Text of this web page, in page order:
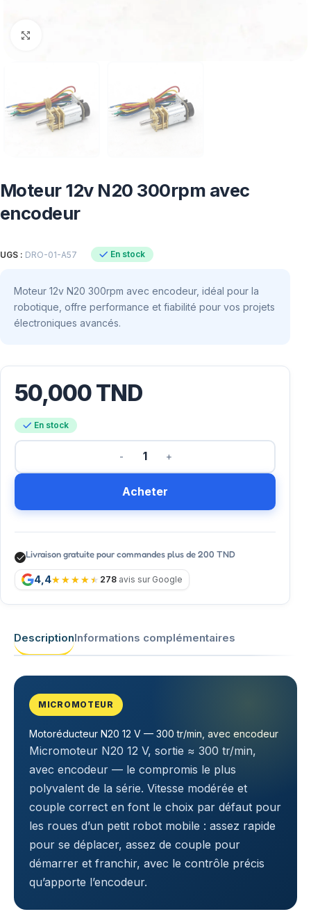
Moteur 12v N20 300rpm avec
encodeur
UGS : DRO-01-A57 En stock
Moteur 12v N20 300rpm avec encodeur, idéal pour la
robotique, offre performance et fiabilité pour vos projets
électroniques avancés.
50,000TND
En stock
Acheter
Livraison gratuite pour commandes plus de 200 TND
4,4 278 avis sur Google
DescriptionInformations complémentaires
MICROMOTEUR
Motoréducteur N20 12 V — 300 tr/min, avec encodeur
Micromoteur N20 12 V, sortie ≈ 300 tr/min,
avec encodeur — le compromis le plus
polyvalent de la série. Vitesse modérée et
couple correct en font le choix par défaut pour
les roues d’un petit robot mobile : assez rapide
pour se déplacer, assez de couple pour
démarrer et franchir, avec le contrôle précis
qu’apporte l’encodeur.